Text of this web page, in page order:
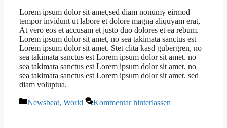
Lorem ipsum dolor sit amet,sed diam nonumy eirmod
tempor invidunt ut labore et dolore magna aliquyam erat,
At vero eos et accusam et justo duo dolores et ea rebum.
Lorem ipsum dolor sit amet, no sea takimata sanctus est
Lorem ipsum dolor sit amet. Stet clita kasd gubergren, no
sea takimata sanctus est Lorem ipsum dolor sit amet. no
sea takimata sanctus est Lorem ipsum dolor sit amet. no
sea takimata sanctus est Lorem ipsum dolor sit amet. sed
diam voluptua.
Kategorien
Newsbeat, World Kommentar hinterlassen